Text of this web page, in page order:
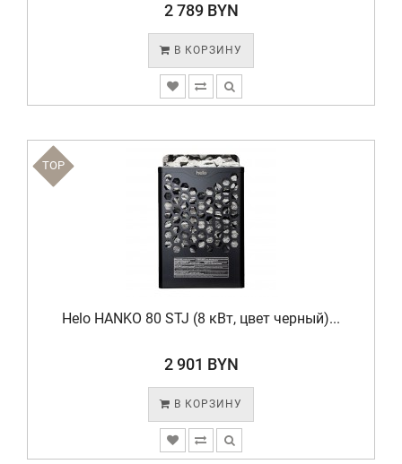
2 789 BYN
В КОРЗИНУ
TOP
Helo HANKO 80 STJ (8 кВт, цвет черный)...
2 901 BYN
В КОРЗИНУ